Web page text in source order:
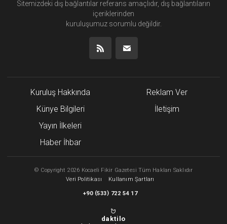
Sitemizdeki dış bağlantılar referans amaçlıdır, dış bağlantıların
içeriklerinden
kuruluşumuz sorumlu değildir.
Kuruluş Hakkında
Künye Bilgileri
Yayın İlkeleri
Haber İhbar
Reklam Ver
İletişim
© Copyright 2026 Kocaeli Fikir Gazetesi Tüm Hakları Saklıdır
Veri Politikası
Kullanım Şartları
+90 (533) 722 54 17
daktilo